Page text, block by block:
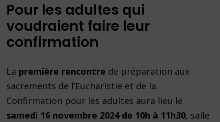
Pour les adultes qui
voudraient faire leur
confirmation
La première rencontre de préparation aux
sacrements de l’Eucharistie et de la
Confirmation pour les adultes aura lieu le
samedi 16 novembre 2024 de 10h à 11h30, salle